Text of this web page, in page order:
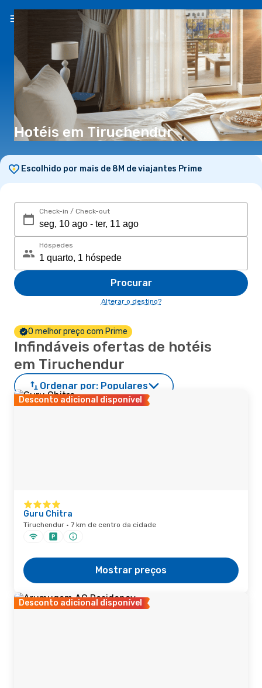
PT(€)
Hotéis em Tiruchendur
Escolhido por mais de 8M de viajantes Prime
Check-in / Check-out
Hóspedes
Procurar
Alterar o destino?
O melhor preço com Prime
Infindáveis ofertas de hotéis
em Tiruchendur
Ordenar por: Populares
Desconto adicional disponível
Guru Chitra
Tiruchendur · 7 km de centro da cidade
Mostrar preços
Desconto adicional disponível